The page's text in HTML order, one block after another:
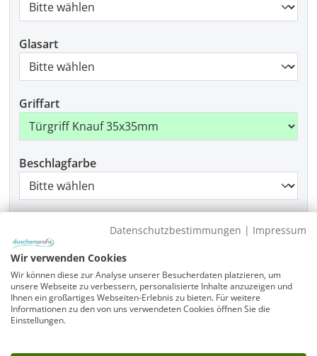
Glasart
Griffart
Beschlagfarbe
Produkt Anzahl: Gib den gewünschten
In den Warenkorb
Datenschutzbestimmungen | Impressum
Wir verwenden Cookies
Wir können diese zur Analyse unserer Besucherdaten platzieren, um
unsere Webseite zu verbessern, personalisierte Inhalte anzuzeigen und
Ihnen ein großartiges Webseiten-Erlebnis zu bieten. Für weitere
Informationen zu den von uns verwendeten Cookies öffnen Sie die
Einstellungen.